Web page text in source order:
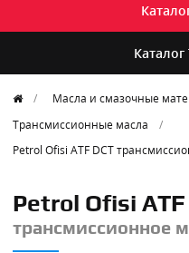
Каталог
Масла и смазочные
Трансмиссионные масла
Petrol Ofisi ATF DCT
Petrol Ofisi ATF
трансмиссионное